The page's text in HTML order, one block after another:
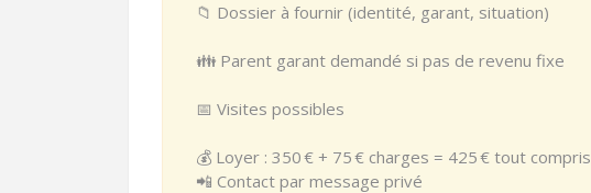
📁 Dossier à fournir (identité, garant, situation)
👪 Parent garant demandé si pas de revenu fixe
📅 Visites possibles
💰 Loyer : 350 € + 75 € charges = 425 € tout compris
📲 Contact par message privé